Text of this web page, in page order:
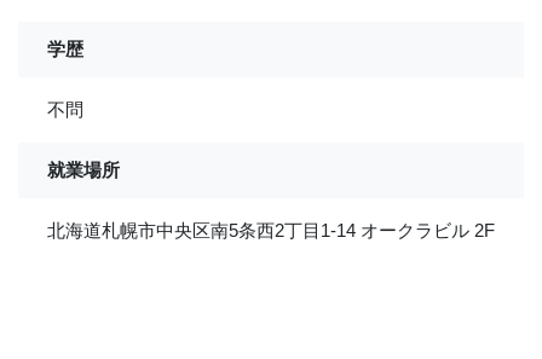
学歴
不問
就業場所
北海道札幌市中央区南5条西2丁目1-14 オークラビル 2F